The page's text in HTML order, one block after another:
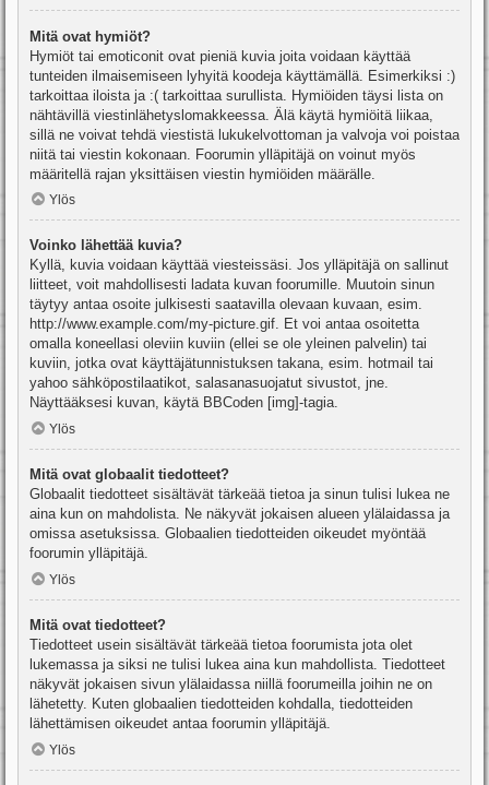
Mitä ovat hymiöt?
Hymiöt tai emoticonit ovat pieniä kuvia joita voidaan käyttää
tunteiden ilmaisemiseen lyhyitä koodeja käyttämällä. Esimerkiksi :)
tarkoittaa iloista ja :( tarkoittaa surullista. Hymiöiden täysi lista on
nähtävillä viestinlähetyslomakkeessa. Älä käytä hymiöitä liikaa,
sillä ne voivat tehdä viestistä lukukelvottoman ja valvoja voi poistaa
niitä tai viestin kokonaan. Foorumin ylläpitäjä on voinut myös
määritellä rajan yksittäisen viestin hymiöiden määrälle.
Ylös
Voinko lähettää kuvia?
Kyllä, kuvia voidaan käyttää viesteissäsi. Jos ylläpitäjä on sallinut
liitteet, voit mahdollisesti ladata kuvan foorumille. Muutoin sinun
täytyy antaa osoite julkisesti saatavilla olevaan kuvaan, esim.
http://www.example.com/my-picture.gif. Et voi antaa osoitetta
omalla koneellasi oleviin kuviin (ellei se ole yleinen palvelin) tai
kuviin, jotka ovat käyttäjätunnistuksen takana, esim. hotmail tai
yahoo sähköpostilaatikot, salasanasuojatut sivustot, jne.
Näyttääksesi kuvan, käytä BBCoden [img]-tagia.
Ylös
Mitä ovat globaalit tiedotteet?
Globaalit tiedotteet sisältävät tärkeää tietoa ja sinun tulisi lukea ne
aina kun on mahdolista. Ne näkyvät jokaisen alueen ylälaidassa ja
omissa asetuksissa. Globaalien tiedotteiden oikeudet myöntää
foorumin ylläpitäjä.
Ylös
Mitä ovat tiedotteet?
Tiedotteet usein sisältävät tärkeää tietoa foorumista jota olet
lukemassa ja siksi ne tulisi lukea aina kun mahdollista. Tiedotteet
näkyvät jokaisen sivun ylälaidassa niillä foorumeilla joihin ne on
lähetetty. Kuten globaalien tiedotteiden kohdalla, tiedotteiden
lähettämisen oikeudet antaa foorumin ylläpitäjä.
Ylös